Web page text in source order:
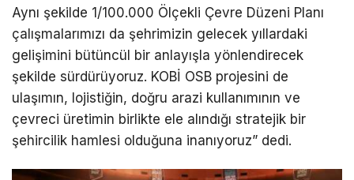
Aynı şekilde 1/100.000 Ölçekli Çevre Düzeni Planı
çalışmalarımızı da şehrimizin gelecek yıllardaki
gelişimini bütüncül bir anlayışla yönlendirecek
şekilde sürdürüyoruz. KOBİ OSB projesini de
ulaşımın, lojistiğin, doğru arazi kullanımının ve
çevreci üretimin birlikte ele alındığı stratejik bir
şehircilik hamlesi olduğuna inanıyoruz” dedi.